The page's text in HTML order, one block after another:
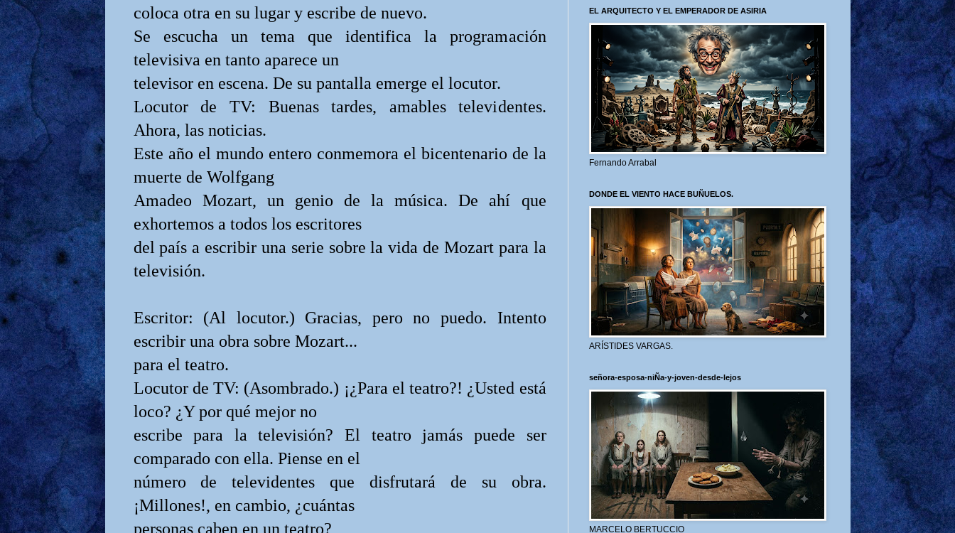
coloca otra en su lugar y escribe de nuevo.
Se escucha un tema que identifica la programación
televisiva en tanto aparece un
televisor en escena. De su pantalla emerge el locutor.
Locutor de TV: Buenas tardes, amables televidentes.
Ahora, las noticias.
Este año el mundo entero conmemora el bicentenario de la
muerte de Wolfgang
Amadeo Mozart, un genio de la música. De ahí que
exhortemos a todos los escritores
del país a escribir una serie sobre la vida de Mozart para la
televisión.
Escritor: (Al locutor.) Gracias, pero no puedo. Intento
escribir una obra sobre Mozart...
para el teatro.
Locutor de TV: (Asombrado.) ¡¿Para el teatro?! ¿Usted está
loco? ¿Y por qué mejor no
escribe para la televisión? El teatro jamás puede ser
comparado con ella. Piense en el
número de televidentes que disfrutará de su obra.
¡Millones!, en cambio, ¿cuántas
personas caben en un teatro?
EL ARQUITECTO Y EL EMPERADOR DE ASIRIA
Fernando Arrabal
DONDE EL VIENTO HACE BUÑUELOS.
ARÍSTIDES VARGAS.
señora-esposa-niÑa-y-joven-desde-lejos
MARCELO BERTUCCIO